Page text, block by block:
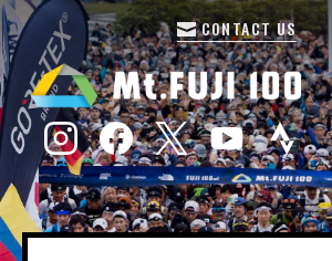
CONTACT US